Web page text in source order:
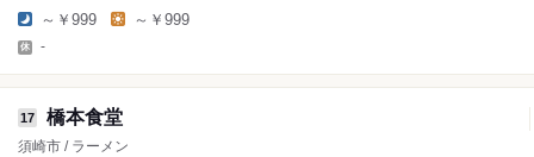
～￥999 ～￥999
-
17 橋本食堂
須崎市 / ラーメン